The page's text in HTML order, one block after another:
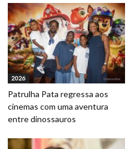
2026
Patrulha Pata regressa aos
cinemas com uma aventura
entre dinossauros